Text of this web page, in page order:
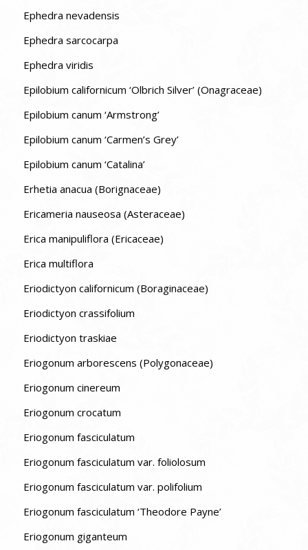
Ephedra nevadensis
Ephedra sarcocarpa
Ephedra viridis
Epilobium californicum ‘Olbrich Silver’ (Onagraceae)
Epilobium canum ‘Armstrong’
Epilobium canum ‘Carmen’s Grey’
Epilobium canum ‘Catalina’
Erhetia anacua (Borignaceae)
Ericameria nauseosa (Asteraceae)
Erica manipuliflora (Ericaceae)
Erica multiflora
Eriodictyon californicum (Boraginaceae)
Eriodictyon crassifolium
Eriodictyon traskiae
Eriogonum arborescens (Polygonaceae)
Eriogonum cinereum
Eriogonum crocatum
Eriogonum fasciculatum
Eriogonum fasciculatum var. foliolosum
Eriogonum fasciculatum var. polifolium
Eriogonum fasciculatum ‘Theodore Payne’
Eriogonum giganteum